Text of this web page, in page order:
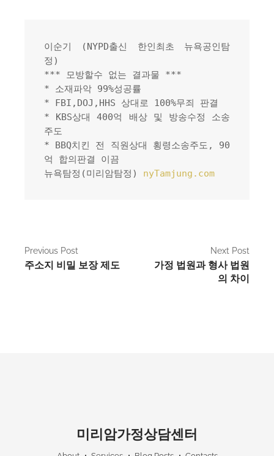
이순기 (NYPD출신 한인최초 뉴욕공인탐
정)
*** 모방할수 없는 결과물 ***
* 소재파악 99%성공률
* FBI,DOJ,HHS 상대로 100%무죄 판결
* KBS상대 400억 배상 및 방송수정 소송
주도
* BBQ치킨 전 직원상대 횡령소송주도, 90
억 합의판결 이끔
뉴욕탐정(미리암탐정) nyTamjung.com
P
o
Previous Post
주소지 비밀 보장 제도
Next Post
가정 법원과 형사 법원
의 차이
미리암가정상담센터